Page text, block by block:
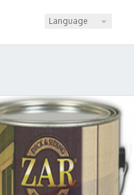
Language